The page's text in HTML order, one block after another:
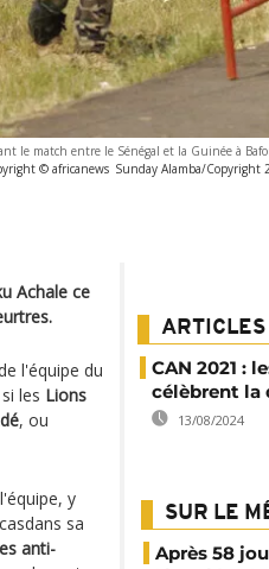
le match entre le Sénégal et la Guinée à
© africanews Sunday Alamba/Copyright
Achale ce
l'équipe du
les Lions
, ou
y
sa
anti-
CAN 2021 :
célèbrent
13/08/2024
SUR LE
Après 58